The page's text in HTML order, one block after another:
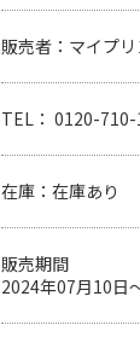
販売者：マイプ
TEL： 0120-710-
在庫：在庫あり
販売期間
2024年07月10日